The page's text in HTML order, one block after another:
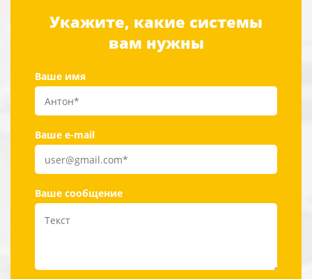
Укажите, какие системы
вам нужны
Ваше имя
Ваше e-mail
Ваше сообщение